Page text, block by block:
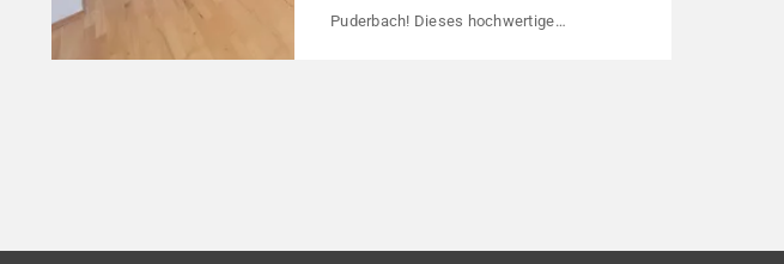
Puderbach! Dieses hochwertige
drei weiteren Häusern bildet es eine